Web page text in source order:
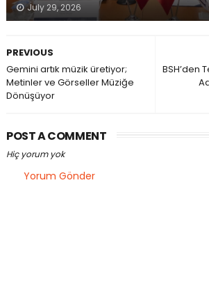
July 29, 2026
BSH’den
PREVIOUS
Gemini artık müzik üretiyor;
Metinler ve Görseller Müziğe
Dönüşüyor
POST A COMMENT
Hiç yorum yok
Yorum Gönder